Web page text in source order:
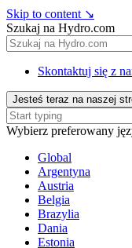
Skip to content ↘
Szukaj na Hydro.com
Skontaktuj się z
Jesteś teraz na naszej
Wybierz preferowany
Global
Argentyna
Austria
Belgia
Brazylia
Dania
Estonia